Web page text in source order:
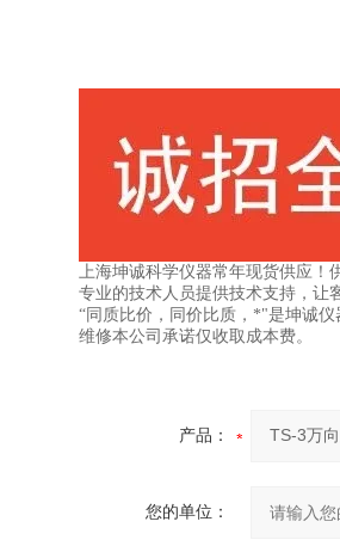
上海坤诚科学仪器常年现货供应
专业的技术人员提供技术支持，让
“同质比价，同价比质，*"是坤诚
维修本公司承诺仅收取成本费。
产品：
您的单位：